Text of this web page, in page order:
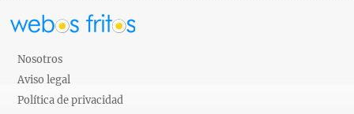
Nosotros
Aviso legal
Política de privacidad